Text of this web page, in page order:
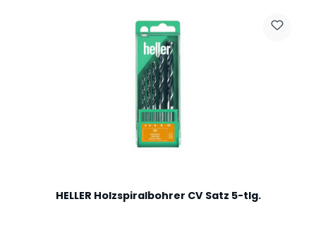
HELLER Holzspiralbohrer CV Satz 5-tlg.